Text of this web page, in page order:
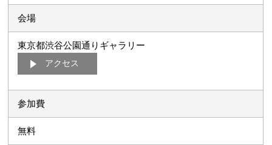
会場
東京都渋谷公園通りギャラリー
アクセス
参加費
無料